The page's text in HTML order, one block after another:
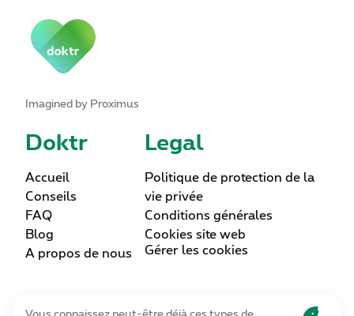
Imagined by Proximus
Doktr
Accueil
Conseils
FAQ
Blog
A propos de nous
Legal
Politique de protection de la
vie privée
Conditions générales
Cookies site web
Gérer les cookies
Lettre d’information